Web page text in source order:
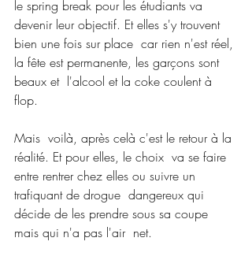
le spring break pour les étudiants va
devenir leur objectif. Et elles s'y trouvent
bien une fois sur place  car rien n'est réel,
la fête est permanente, les garçons sont
beaux et  l'alcool et la coke coulent à
flop.
Mais  voilà, après celà c'est le retour à la
réalité. Et pour elles, le choix  va se faire
entre rentrer chez elles ou suivre un
trafiquant de drogue  dangereux qui
décide de les prendre sous sa coupe
mais qui n'a pas l'air  net.